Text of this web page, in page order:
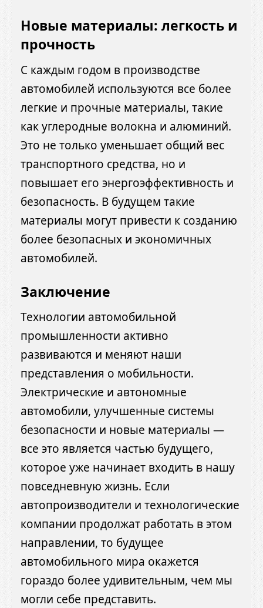
Новые материалы: легкость и
прочность
С каждым годом в производстве
автомобилей используются все более
легкие и прочные материалы, такие
как углеродные волокна и алюминий.
Это не только уменьшает общий вес
транспортного средства, но и
повышает его энергоэффективность и
безопасность. В будущем такие
материалы могут привести к созданию
более безопасных и экономичных
автомобилей.
Заключение
Технологии автомобильной
промышленности активно
развиваются и меняют наши
представления о мобильности.
Электрические и автономные
автомобили, улучшенные системы
безопасности и новые материалы —
все это является частью будущего,
которое уже начинает входить в нашу
повседневную жизнь. Если
автопроизводители и технологические
компании продолжат работать в этом
направлении, то будущее
автомобильного мира окажется
гораздо более удивительным, чем мы
могли себе представить.